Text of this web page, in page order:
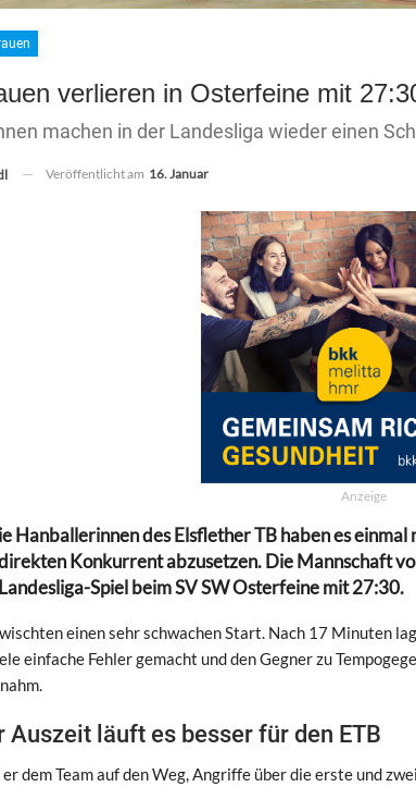
verlieren in Osterfeine mit
machen in der Landesliga wieder einen
Veröffentlicht am 16. Januar
Anzeige
ie Hanballerinnen des Elsflether TB haben es
Konkurrent abzusetzen. Die Mannschaft
Landesliga-Spiel beim SV SW Osterfeine mit 27:30.
einen sehr schwachen Start. Nach 17 Minuten
einfache Fehler gemacht und den Gegner zu
Auszeit läuft es besser für den ETB
dem Team auf den Weg, Angriffe über die erste und